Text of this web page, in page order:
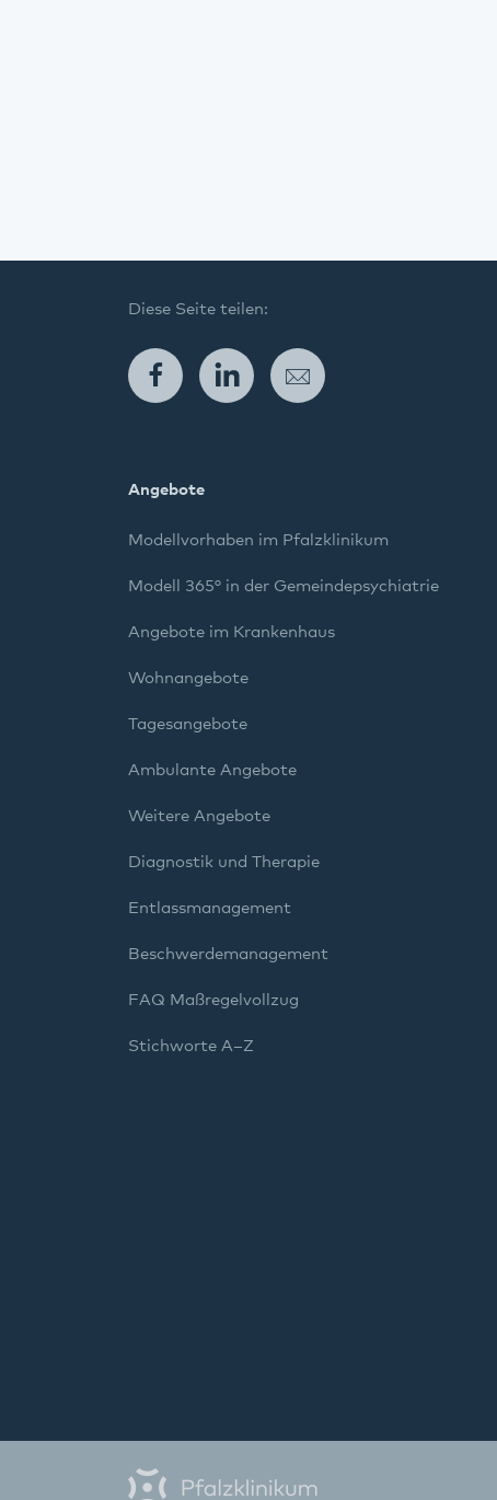
Diese Seite teilen:
FacebookLinkedIn
Angebote
Modellvorhaben im Pfalzklinikum
Modell 365° in der Gemeindepsychiatrie
Angebote im Krankenhaus
Wohnangebote
Tagesangebote
Ambulante Angebote
Weitere Angebote
Diagnostik und Therapie
Entlassmanagement
Beschwerdemanagement
FAQ Maßregelvollzug
Stichworte A–Z